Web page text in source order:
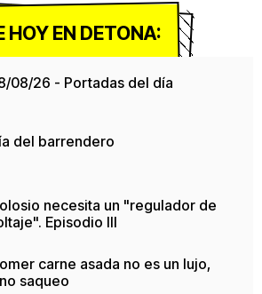
HOY EN DETONA:
08/26 - Portadas del día
del barrendero
necesita un "regulador de
Episodio III
carne asada no es un lujo,
saqueo